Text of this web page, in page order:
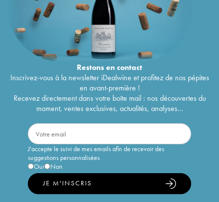
Restons encontact
Inscrivez-vous à la newsletter iDealwine et profitez de nos pépites
en avant-première !
Recevez directement dans votre boîte mail : nos découvertes du
moment, ventes exclusives, actualités, analyses...
J'accepte le suivi de mes emails afin de recevoir des
suggestions personnalisées
Oui
Non
JE M'INSCRIS